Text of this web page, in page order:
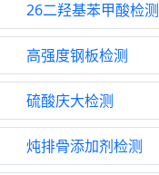
26二羟基苯甲酸检测
高强度钢板检测
硫酸庆大检测
炖排骨添加剂检测